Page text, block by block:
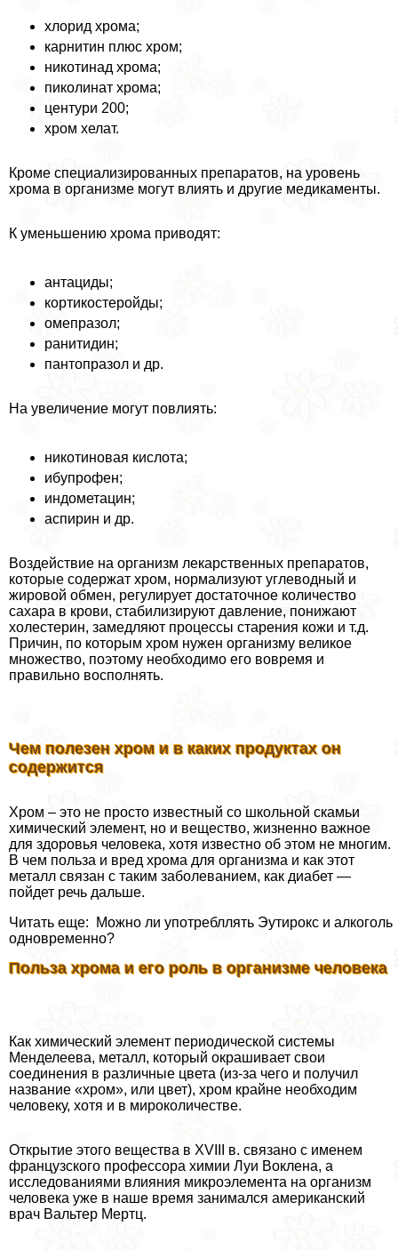
хлорид хрома;
карнитин плюс хром;
никотинад хрома;
пиколинат хрома;
центури 200;
хром хелат.
Кроме специализированных препаратов, на уровень
хрома в организме могут влиять и другие медикаменты.
К уменьшению хрома приводят:
антациды;
кортикостеройды;
омепразол;
ранитидин;
пантопразол и др.
На увеличение могут повлиять:
никотиновая кислота;
ибупрофен;
индометацин;
аспирин и др.
Воздействие на организм лекарственных препаратов,
которые содержат хром, нормализуют углеводный и
жировой обмен, регулирует достаточное количество
сахара в крови, стабилизируют давление, понижают
холестерин, замедляют процессы старения кожи и т.д.
Причин, по которым хром нужен организму великое
множество, поэтому необходимо его вовремя и
правильно восполнять.
Чем полезен хром и в каких продуктах он
содержится
Хром – это не просто известный со школьной скамьи
химический элемент, но и вещество, жизненно важное
для здоровья человека, хотя известно об этом не многим.
В чем польза и вред хрома для организма и как этот
металл связан с таким заболеванием, как диабет —
пойдет речь дальше.
Читать еще: Можно ли употрeбллять Эутирокс и алкоголь
одновременно?
Польза хрома и его роль в организме человека
Как химический элемент периодической системы
Менделеева, металл, который окрашивает свои
соединения в различные цвета (из-за чего и получил
название «хром», или цвет), хром крайне необходим
человеку, хотя и в мироколичестве.
Открытие этого вещества в XVIII в. связано с именем
французского профессора химии Луи Воклена, а
исследованиями влияния микроэлемента на организм
человека уже в наше время занимался американский
врач Вальтер Мертц.